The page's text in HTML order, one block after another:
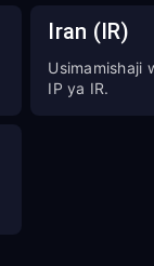
Iran (IR)
Usimamishaji
IP ya IR.